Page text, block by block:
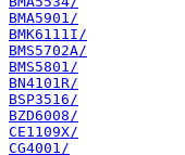
BMA5901/
BMK6111I/
BMS5702A/
BMS5801/
BN4101R/
BSP3516/
BZD6008/
CE1109X/
CG4001/